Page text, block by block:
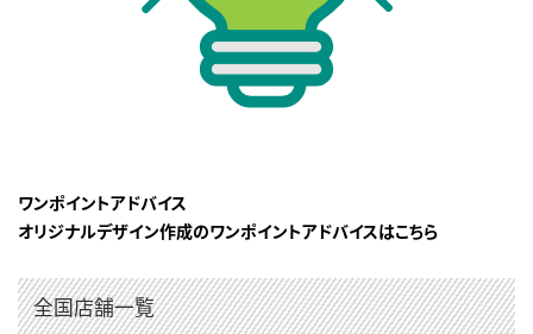
ワンポイントアドバイス
オリジナルデザイン作成のワンポイントアドバイスはこちら
全国店舗一覧